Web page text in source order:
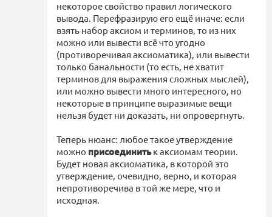
некоторое свойство правил логического
вывода. Перефразирую его ещё иначе: если
взять набор аксиом и терминов, то из них
можно или вывести всё что угодно
(противоречивая аксиоматика), или вывести
только банальности (то есть, не хватит
терминов для выражения сложных мыслей),
или можно вывести много интересного, но
некоторые в принципе выразимые вещи
нельзя будет ни доказать, ни опровергнуть.
Теперь нюанс: любое такое утверждение
можно присоединитьк аксиомам теории.
Будет новая аксиоматика, в которой это
утверждение, очевидно, верно, и которая
непротиворечива в той же мере, что и
исходная.